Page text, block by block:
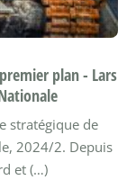
plan - Lars
stratégique de
2024/2. Depuis
et (…)